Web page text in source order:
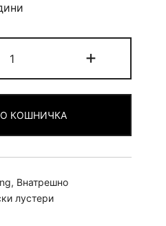
Coffee
-
quantity
+
КОШНИЧКА
, Внатрешно
лустери